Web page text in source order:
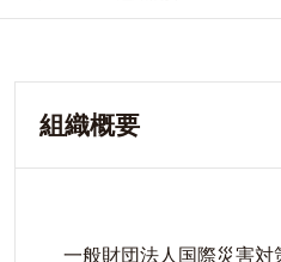
組織概要
一般財団法人国際災害対